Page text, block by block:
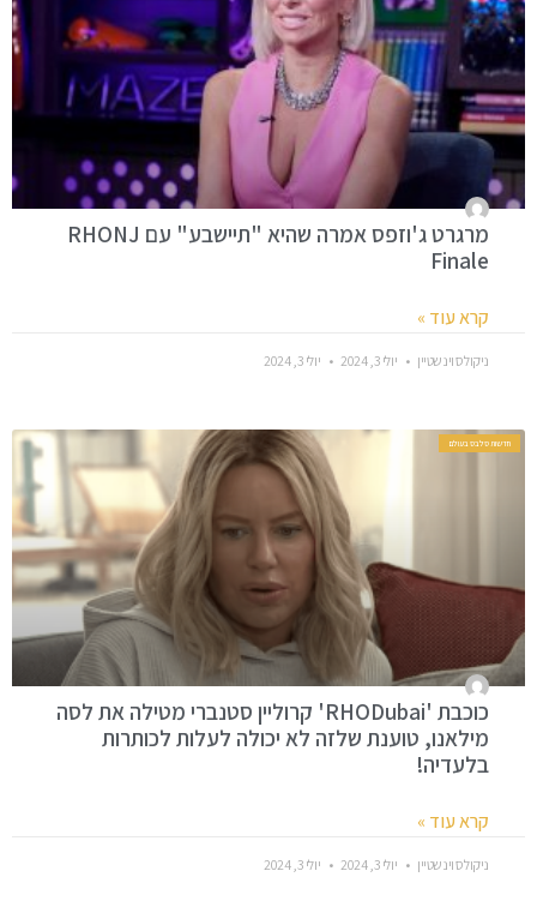
מרגרט ג'וזפס אמרה שהיא "תיישבע" עם RHONJ
Finale
קרא עוד »
ניקולס וינשטיין יולי 3, 2024 יולי 3, 2024
חדשות סלבס בעולם
כוכבת 'RHODubai' קרוליין סטנברי מטילה את לסה
מילאנו, טוענת שלזה לא יכולה לעלות לכותרות
בלעדיה!
קרא עוד »
ניקולס וינשטיין יולי 3, 2024 יולי 3, 2024